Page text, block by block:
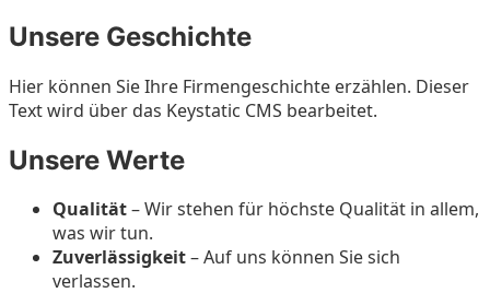
Unsere Geschichte
Hier können Sie Ihre Firmengeschichte erzählen. Dieser
Text wird über das Keystatic CMS bearbeitet.
Unsere Werte
Qualität– Wir stehen für höchste Qualität in allem,
was wir tun.
Zuverlässigkeit– Auf uns können Sie sich
verlassen.